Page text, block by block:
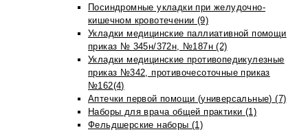
Посиндромные укладки при желудочно-
кишечном кровотечении (9)
Укладки медицинские паллиативной помощи
приказ № 345н/372н, №187н (2)
Укладки медицинские противопедикулезные
приказ №342, противочесоточные приказ
№162(4)
Аптечки первой помощи (универсальные) (7)
Наборы для врача общей практики (1)
Фельдшерские наборы (1)